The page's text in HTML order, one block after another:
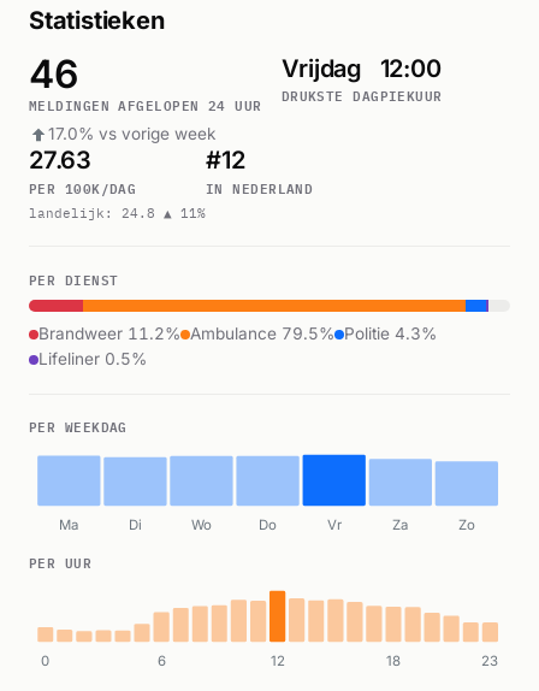
Statistieken
46
MELDINGEN AFGELOPEN 24 UUR
17.0% vs vorige week
Vrijdag
DRUKSTE DAG
12:00
PIEKUUR
27.63
PER 100K/DAG
landelijk: 24.8 ▲ 11%
#12
IN NEDERLAND
PER DIENST
Brandweer 11.2% Ambulance 79.5%
Politie 4.3%
Lifeliner 0.5%
PER WEEKDAG
Ma Di Wo Do Vr Za Zo
PER UUR
0 6 12 18 23